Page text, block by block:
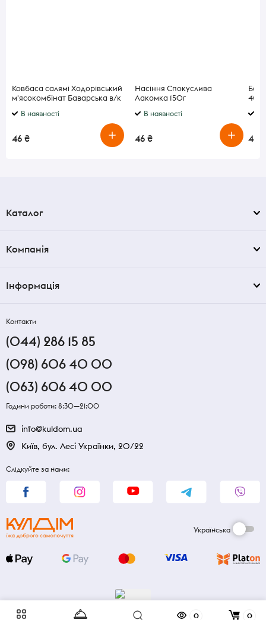
0 0
Ковбаса салямі Ходорівський
м'ясокомбінат Баварська в/к
В наявності
46 ₴
Насіння Спокуслива
Лакомка 150г
В наявності
46 ₴
40г
46 ₴
Каталог
Компанія
Інформація
Контакти
(044) 286 15 85
(098) 606 40 00
(063) 606 40 00
Години роботи: 8:30—21:00
info@kuldom.ua
Київ, бул. Лесі Українки, 20/22
Слідкуйте за нами:
Українська